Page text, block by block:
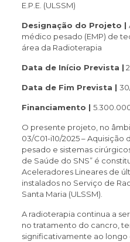
E.P.E. (ULSSM)
Designação do Projeto |
médico pesado (EMP) de
área da Radioterapia
Data de Início Prevista |
Data de Fim Prevista |
Financiamento |
O presente projeto, no
03/C01-i10/2025 –
pesado e sistemas
de Saúde do SNS” é
Aceleradores Lineares de
instalados no Serviço de
Santa Maria (ULSSM).
A radioterapia continua a
no tratamento do cancro,
significativamente ao longo